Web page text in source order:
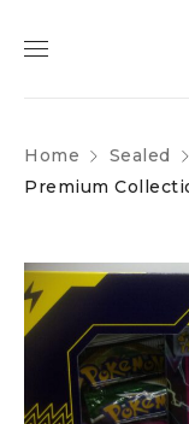
Home Sealed
Premium